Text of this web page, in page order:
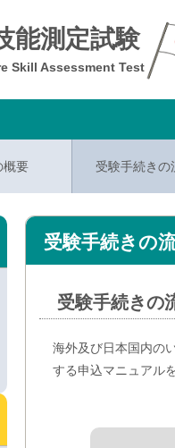
能測定試験
Skill Assessment Test
概要 受験手続きの
受験手続きの
受験手続きの
海外及び日本国内の
する申込マニュアル